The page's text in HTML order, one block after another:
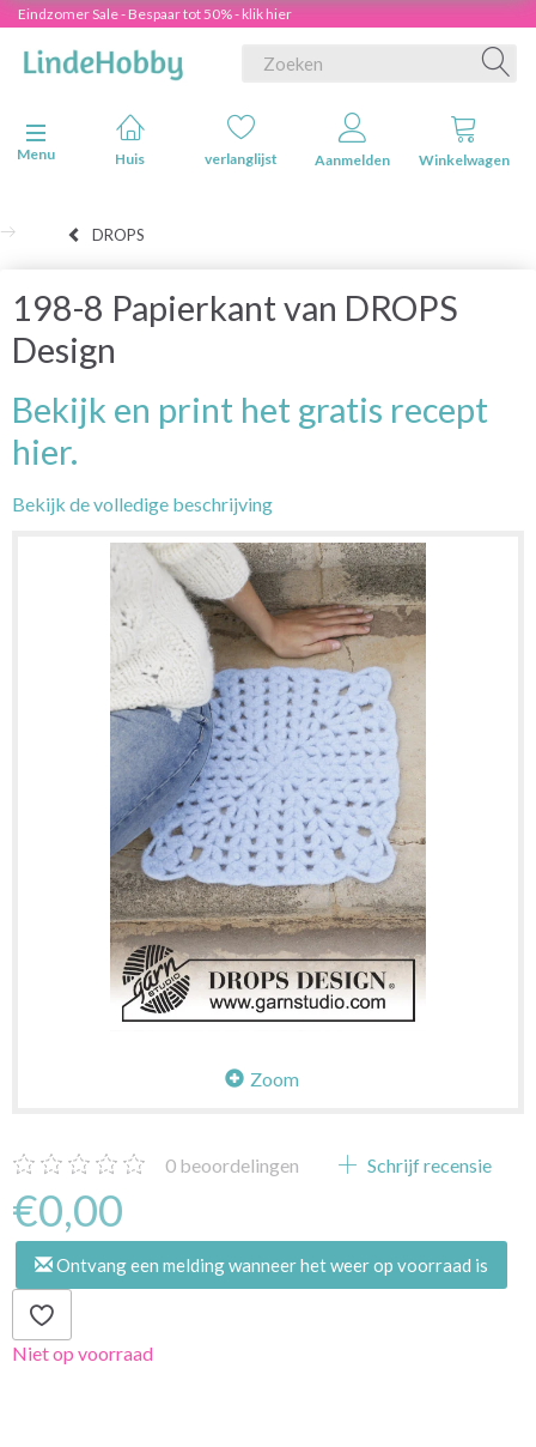
Eindzomer Sale - Bespaar tot 50% - klik hier
Navigatie in-/uitschakelen
Menu
Huis verlanglijst Aanmelden Winkelwagen
DROPS
198-8 Papierkant van DROPS
Design
Bekijk en print het gratis recept
hier.
Bekijk de volledige beschrijving
Zoom
0 beoordelingen Schrijf recensie
€0,00
Ontvang een melding wanneer het weer op voorraad is
Niet op voorraad